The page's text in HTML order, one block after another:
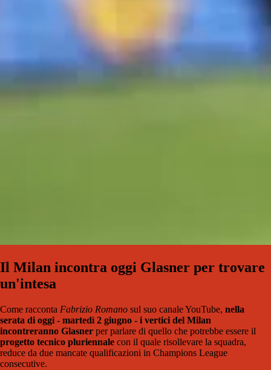
Il Milan incontra oggi Glasner per trovare
un'intesa
Come racconta Fabrizio Romano sul suo canale YouTube, nella
serata di oggi - martedì 2 giugno - i vertici del Milan
incontreranno Glasner per parlare di quello che potrebbe essere il
progetto tecnico pluriennale con il quale risollevare la squadra,
reduce da due mancate qualificazioni in Champions League
consecutive.